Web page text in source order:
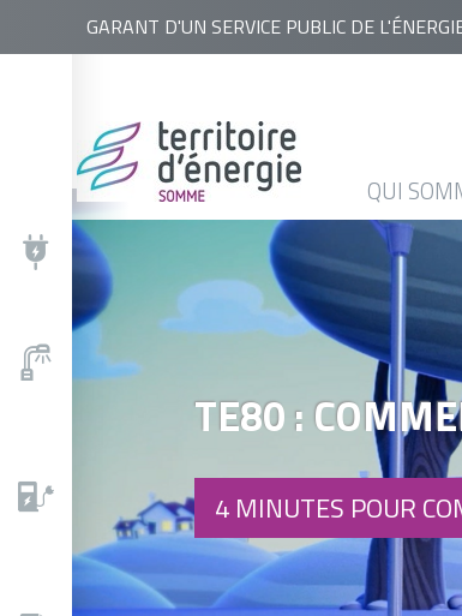
GARANT D'UN SERVICE PUBLIC DE
RECHERCHER
QUI
TE80 :
4 MINUTES POUR
SOMMES
NOUS
ACTIONS
DOCUMENTAIRE